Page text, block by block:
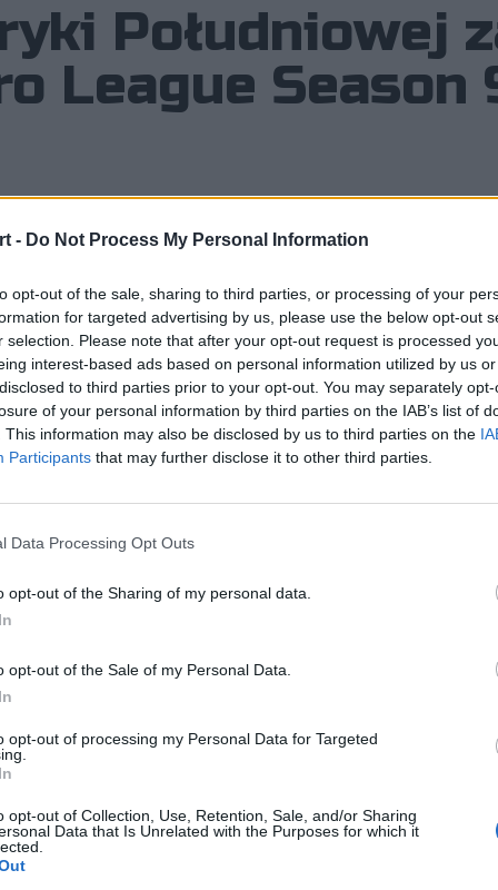
- Do Not Process My Personal Information
opt-out of the sale, sharing to third parties, or processing of your
for targeted advertising by us, please use the below opt-out
selection. Please note that after your opt-out request is processed
interest-based ads based on personal information utilized by us
to third parties prior to your opt-out. You may separately
of your personal information by third parties on the IAB’s list of
This information may also be disclosed by us to third parties on the
Participants that may further disclose it to other third parties.
Data Processing Opt Outs
opt-out of the Sharing of my personal data.
opt-out of the Sale of my Personal Data.
opt-out of processing my Personal Data for Targeted
opt-out of Collection, Use, Retention, Sale, and/or Sharing
Data that Is Unrelated with the Purposes for which it
Południowej
League Season
już rywalizację w pierwszej fazie
finały zapewniły sobie Team
fazie grupowej ESL Pro League, zaś awans na
W nocy z wtorku na środę do gry wejdą natomiast
międzynarodowych salonów.
pod koniec ubiegłego roku otarło się o promocję na
nie poddali się i niedawno zagwarantowali sobie
tworzą oni jeden z mocniejszych składów, w
trójka uczestników posiada o wiele mniejsze
szczeblu ESL LA League. Możliwe więc, że to
gry w barażach, chociaż tak naprawdę przed
vs Denial Esports